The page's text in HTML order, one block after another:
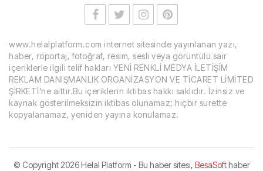
www.helalplatform.com internet sitesinde yayınlanan yazı,
haber, röportaj, fotoğraf, resim, sesli veya görüntülü sair
içeriklerle ilgili telif hakları YENİ RENKLİ MEDYA İLETİŞİM
REKLAM DANIŞMANLIK ORGANİZASYON VE TİCARET LİMİTED
ŞİRKETİ’ne aittir.Bu içeriklerin iktibas hakkı saklıdır. İzinsiz ve
kaynak gösterilmeksizin iktibas olunamaz; hiçbir surette
kopyalanamaz, yeniden yayına konulamaz.
© Copyright2026 Helal Platform - Bu haber sitesi, BesaSofthaber